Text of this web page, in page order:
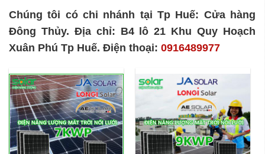
Chúng tôi có chi nhánh tại Tp Huế: Cửa hàng
Đông Thủy. Địa chỉ: B4 lô 21 Khu Quy Hoạch
Xuân Phú Tp Huế. Điện thoại: 0916489977